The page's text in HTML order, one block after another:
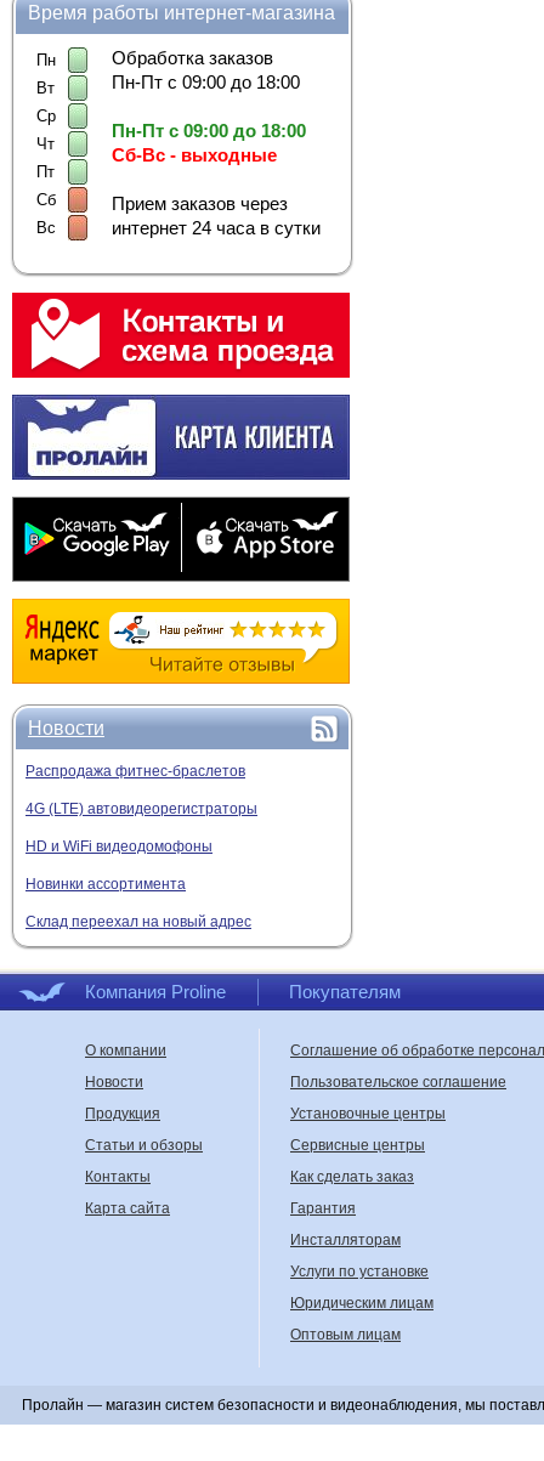
Время работы интернет-магазина
Пн
Вт
Ср
Чт
Пт
Сб
Вс
Обработка заказов
Пн-Пт с 09:00 до 18:00
Пн-Пт с 09:00 до 18:00
Сб-Вс - выходные
Прием заказов через
интернет 24 часа в сутки
Новости
Распродажа фитнес-браслетов
4G (LTE) автовидеорегистраторы
HD и WiFi видеодомофоны
Новинки ассортимента
Склад переехал на новый адрес
Компания Proline Покупателям
О компании
Новости
Продукция
Статьи и обзоры
Контакты
Карта сайта
Соглашение об обработке
Пользовательское соглашение
Установочные центры
Сервисные центры
Как сделать заказ
Гарантия
Инсталляторам
Услуги по установке
Юридическим лицам
Оптовым лицам
Пролайн — магазин систем безопасности и видеонаблюдения, мы